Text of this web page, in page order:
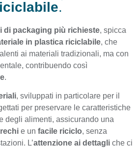
.
di packaging più richieste, spicca
in plastica riciclabile, che
ai materiali tradizionali, ma con
contribuendo così
.
, sviluppati in particolare per il
per preservare le caratteristiche
degli alimenti, assicurando una
e un facile riciclo, senza
L’attenzione ai dettagli che ci